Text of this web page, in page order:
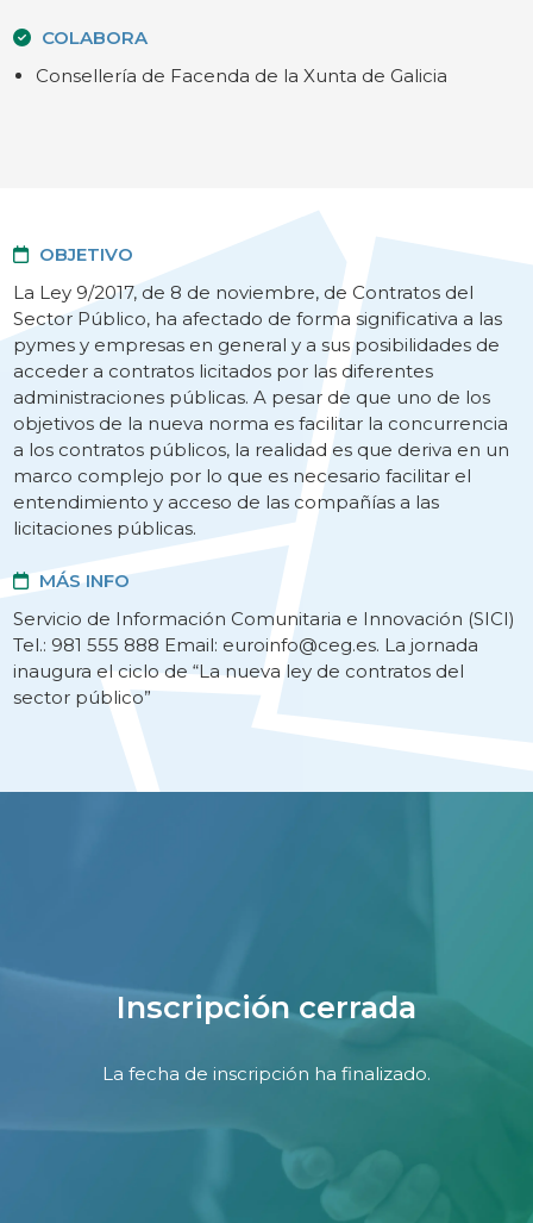
COLABORA
Consellería de Facenda de la Xunta de Galicia
OBJETIVO
La Ley 9/2017, de 8 de noviembre, de Contratos del
Sector Público, ha afectado de forma significativa a las
pymes y empresas en general y a sus posibilidades de
acceder a contratos licitados por las diferentes
administraciones públicas. A pesar de que uno de los
objetivos de la nueva norma es facilitar la concurrencia
a los contratos públicos, la realidad es que deriva en un
marco complejo por lo que es necesario facilitar el
entendimiento y acceso de las compañías a las
licitaciones públicas.
MÁS INFO
Servicio de Información Comunitaria e Innovación (SICI)
Tel.: 981 555 888 Email: euroinfo@ceg.es. La jornada
inaugura el ciclo de “La nueva ley de contratos del
sector público”
Inscripción cerrada
La fecha de inscripción ha finalizado.